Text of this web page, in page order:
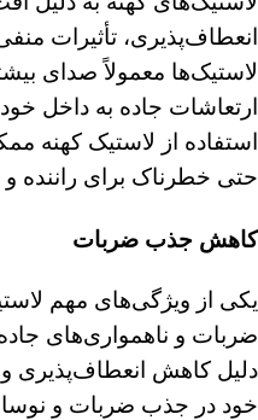
انعطاف‌پذیری، تأثیرات
لاستیک‌ها معمولاً صدای
ارتعاشات جاده به داخل
استفاده از لاستیک کهنه
حتی خطرناک برای راننده
کاهش جذب ضربات
یکی از ویژگی‌های مهم
ضربات و ناهمواری‌های
دلیل کاهش انعطاف‌پذیری و
خود در جذب ضربات و